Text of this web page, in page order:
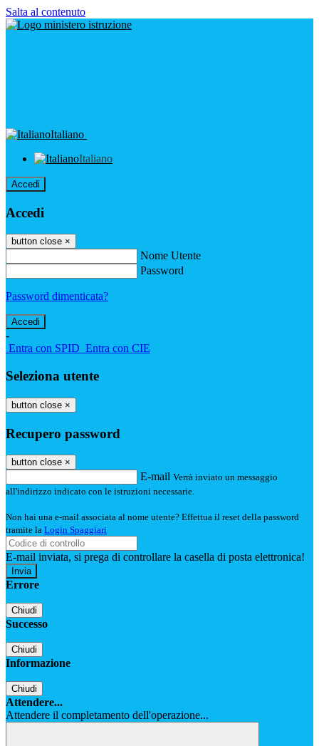
Salta al contenuto
Italiano
Italiano
Accedi
Accedi
button close ×
Nome Utente
Password
Password dimenticata?
-
Entra con SPID Entra con CIE
Seleziona utente
button close ×
Recupero password
button close ×
E-mail Verrà inviato un messaggio
all'indirizzo indicato con le istruzioni necessarie.
Non hai una e-mail associata al nome utente? Effettua il reset della password
tramite la Login Spaggiari
E-mail inviata, si prega di controllare la casella di posta elettronica!
Errore
Chiudi
Successo
Chiudi
Informazione
Chiudi
Attendere...
Attendere il completamento dell'operazione...